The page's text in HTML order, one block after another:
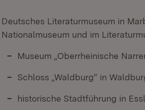
Deutsches Literaturmuseum in
Nationalmuseum und im
Museum „Oberrheinische
Schloss „Waldburg“ in
historische Stadtführung in